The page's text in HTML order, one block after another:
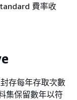
費率收
存每年存取次數
集保留數年以符